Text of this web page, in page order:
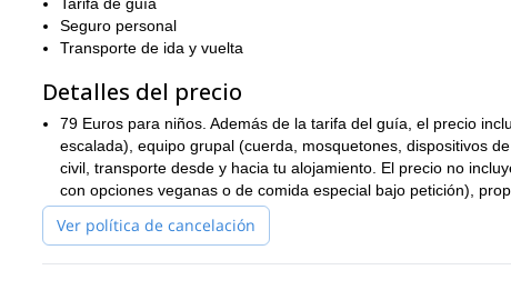
principiantes, incluidos niños de 6 años en adelante.
¿Te gustaría venir conmigo en esta aventura de escalada en
explorando la zona.
Seguro personal
Transporte de ida y vuelta
Detalles del precio
79 Euros para niños. Además de la tarifa del guía, el precio
escalada), equipo grupal (cuerda, mosquetones, dispositivos
civil, transporte desde y hacia tu alojamiento. El precio no
con opciones veganas o de comida especial bajo petición),
Ver política de cancelación